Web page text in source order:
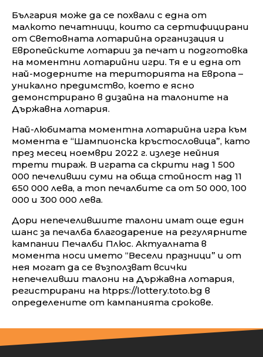
България може да се похвали с една от
малкото печатници, които са сертифицирани
от Световната лотарийна организация и
Европейските лотарии за печат и подготовка
на моментни лотарийни игри. Тя е и една от
най-модерните на територията на Европа –
уникално предимство, което е ясно
демонстрирано в дизайна на талоните на
Държавна лотария.
Най-любимата моментна лотарийна игра към
момента е “Шампионска кръстословица”, като
през месец ноември 2022 г. излезе нейния
трети тираж. В играта са скрити над 1 500
000 печеливши суми на обща стойност над 11
650 000 лева, а топ печалбите са от 50 000, 100
000 и 300 000 лева.
Дори непечелившите талони имат още един
шанс за печалба благодарение на регулярните
кампании Печалби Плюс. Актуалната в
момента носи името “Весели празници” и от
нея могат да се възползват всички
непечеливши талони на Държавна лотария,
регистрирани на htpps://lottery.toto.bg в
определените от кампанията срокове.